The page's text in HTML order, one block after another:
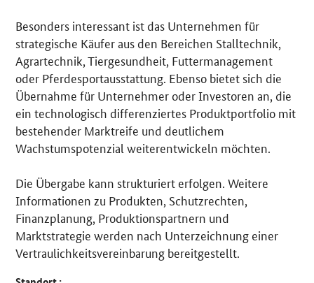
Besonders interessant ist das Unternehmen für
strategische Käufer aus den Bereichen Stalltechnik,
Agrartechnik, Tiergesundheit, Futtermanagement
oder Pferdesportausstattung. Ebenso bietet sich die
Übernahme für Unternehmer oder Investoren an, die
ein technologisch differenziertes Produktportfolio mit
bestehender Marktreife und deutlichem
Wachstumspotenzial weiterentwickeln möchten.
Die Übergabe kann strukturiert erfolgen. Weitere
Informationen zu Produkten, Schutzrechten,
Finanzplanung, Produktionspartnern und
Marktstrategie werden nach Unterzeichnung einer
Vertraulichkeitsvereinbarung bereitgestellt.